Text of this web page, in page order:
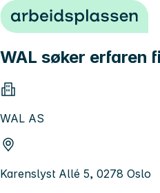
Hopp til innhold
WAL søker erfaren
WAL AS
Karenslyst Allé 5, 0278 Oslo